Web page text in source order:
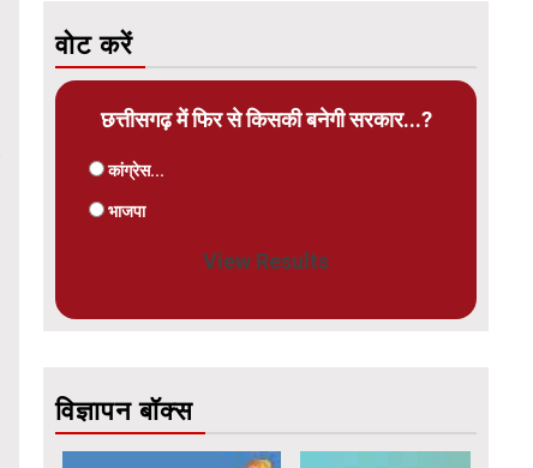
वोट करें
छत्तीसगढ़ में फिर से किसकी बनेगी सरकार...?
कांग्रेस...
भाजपा
View Results
विज्ञापन बॉक्स